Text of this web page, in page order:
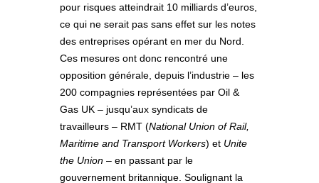
pour risques atteindrait 10 milliards d’euros,
ce qui ne serait pas sans effet sur les notes
des entreprises opérant en mer du Nord.
Ces mesures ont donc rencontré une
opposition générale, depuis l’industrie – les
200 compagnies représentées par Oil &
Gas UK – jusqu’aux syndicats de
travailleurs – RMT (National Union of Rail,
Maritime and Transport Workers) et Unite
the Union – en passant par le
gouvernement britannique. Soulignant la